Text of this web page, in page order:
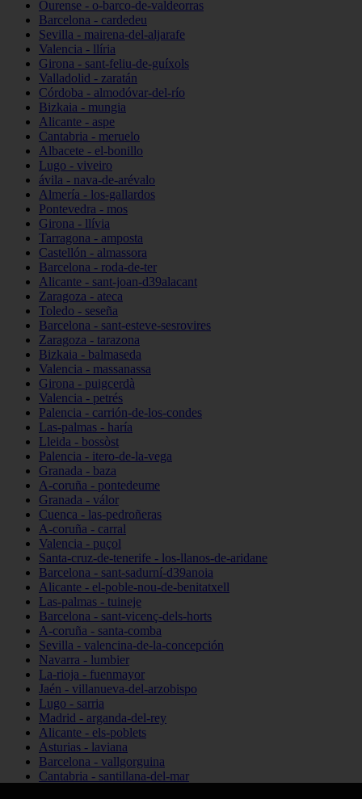
Ourense - o-barco-de-valdeorras
Barcelona - cardedeu
Sevilla - mairena-del-aljarafe
Valencia - llíria
Girona - sant-feliu-de-guíxols
Valladolid - zaratán
Córdoba - almodóvar-del-río
Bizkaia - mungia
Alicante - aspe
Cantabria - meruelo
Albacete - el-bonillo
Lugo - viveiro
ávila - nava-de-arévalo
Almería - los-gallardos
Pontevedra - mos
Girona - llívia
Tarragona - amposta
Castellón - almassora
Barcelona - roda-de-ter
Alicante - sant-joan-d39alacant
Zaragoza - ateca
Toledo - seseña
Barcelona - sant-esteve-sesrovires
Zaragoza - tarazona
Bizkaia - balmaseda
Valencia - massanassa
Girona - puigcerdà
Valencia - petrés
Palencia - carrión-de-los-condes
Las-palmas - haría
Lleida - bossòst
Palencia - itero-de-la-vega
Granada - baza
A-coruña - pontedeume
Granada - válor
Cuenca - las-pedroñeras
A-coruña - carral
Valencia - puçol
Santa-cruz-de-tenerife - los-llanos-de-aridane
Barcelona - sant-sadurní-d39anoia
Alicante - el-poble-nou-de-benitatxell
Las-palmas - tuineje
Barcelona - sant-vicenç-dels-horts
A-coruña - santa-comba
Sevilla - valencina-de-la-concepción
Navarra - lumbier
La-rioja - fuenmayor
Jaén - villanueva-del-arzobispo
Lugo - sarria
Madrid - arganda-del-rey
Alicante - els-poblets
Asturias - laviana
Barcelona - vallgorguina
Cantabria - santillana-del-mar